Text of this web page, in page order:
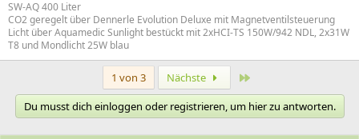
SW-AQ 400 Liter
CO2 geregelt über Dennerle Evolution Deluxe mit Magnetventilsteuerung
Licht über Aquamedic Sunlight bestückt mit 2xHCI-TS 150W/942 NDL, 2x31W
T8 und Mondlicht 25W blau
1 von 3 Nächste
Du musst dich einloggen oder registrieren, um hier zu antworten.